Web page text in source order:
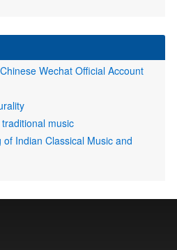
Wechat Official Account
music
Indian Classical Music and